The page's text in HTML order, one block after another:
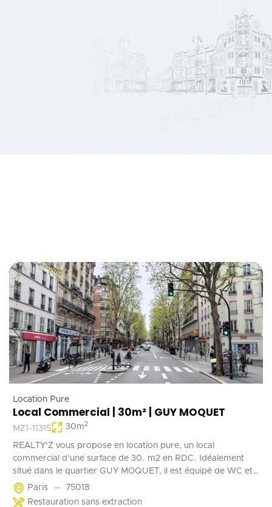
Location Pure
Local Commercial | 30m² | GUY MOQUET
MZ1-11315 30m2
REALTY'Z vous propose en location pure, un local
commercial d'une surface de 30. m2 en RDC. Idéalement
situé dans le quartier GUY MOQUET, il est équipé de WC et
d'un point d'eau. Il convient parfaitement à une activité de
coffee shop, barber, alimentation ...
Paris
75018
Restauration sans extraction